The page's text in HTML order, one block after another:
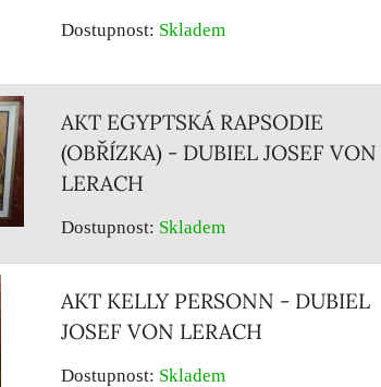
Dostupnost: Skladem
AKT EGYPTSKÁ RAPSODIE
(OBŘÍZKA) - DUBIEL JOSEF VON
LERACH
Dostupnost: Skladem
AKT KELLY PERSONN - DUBIEL
JOSEF VON LERACH
Dostupnost: Skladem